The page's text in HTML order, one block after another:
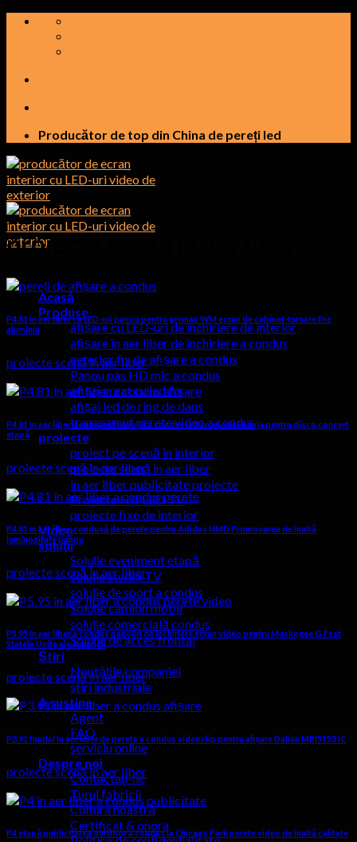
Sari
Producător de top din China de pereți led
Acasă
Produse
afișare cu LED-uri de închiriere de interior
afișare în aer liber de închiriere a condus
exterior fix de afișare a condus
Panou pas HD mic a condus
afișaj creat cu led fix
afișaj led de ring de dans
transparent perete video a condus
proiecte
proiect pe scenă în interior
proiecte scenă în aer liber
în aer liber publicitate proiecte
Proiecte HD LED TV
proiecte fixe de interior
Video
soluţii
Soluție eveniment etapă
soluție studio TV
soluție de sport a condus
Soluție camion mobil
soluție comercială condus
Soluție de acces frontal
Știri
Noutățile companiei
stiri industriale
A sustine
Agent
FAQ
serviciu online
Despre noi
Contactaţi-ne
Turul fabricii
Cultura noastră
Certificat & onora
proiecte scenă în aer liber
P4.81 în aer liber cu LED-uri panou pentru german WM ecran de cabinet-turnare Die
aluminiu
proiecte scenă în aer liber
P4.81 în aer liber de afișare flexibilă a condus la Barcelona Spania pentru disco concert
etapă
proiecte scenă în aer liber
P4.81 în aer liber, condusă de perete pentru Adidas NMD Promovarea de înaltă
luminozitate panou
proiecte scenă în aer liber
P5.95 în aer liber a condus panouri de închiriere ecran video pentru Muskogee G Fest
Statele Unite ale Americii
proiecte scenă în aer liber
P3.91 fundal în aer liber de perete a condus videoclip pentru afișare Dalian MBI5153 IC
proiecte scenă în aer liber
P4 etapă publicitatea outdoor a condus la Chicago Park perete video de înaltă calitate